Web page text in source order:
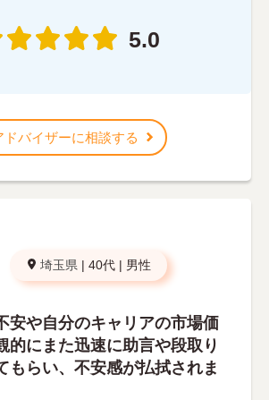
5.0
ドバイザーに相談する
埼玉県 | 40代 | 男性
安や自分のキャリアの市場価
的にまた迅速に助言や段取り
もらい、不安感が払拭されま